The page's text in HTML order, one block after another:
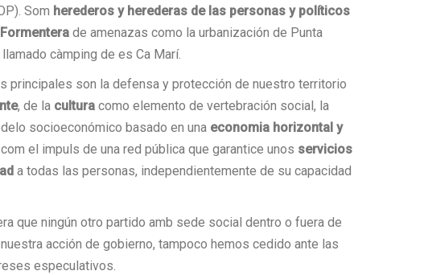
Som herederos y herederas de las personas y políticos
de amenazas como la urbanización de Punta
càmping de es Ca Marí.
principales son la defensa y protección de nuestro territorio
, de la cultura como elemento de vertebración social, la
socioeconómico basado en una economia horizontal y
el impuls de una red pública que garantice unos servicios
a todas las personas, independientemente de su capacidad
que ningún otro partido amb sede social dentro o fuera de
acción de gobierno, tampoco hemos cedido ante las
especulativos.